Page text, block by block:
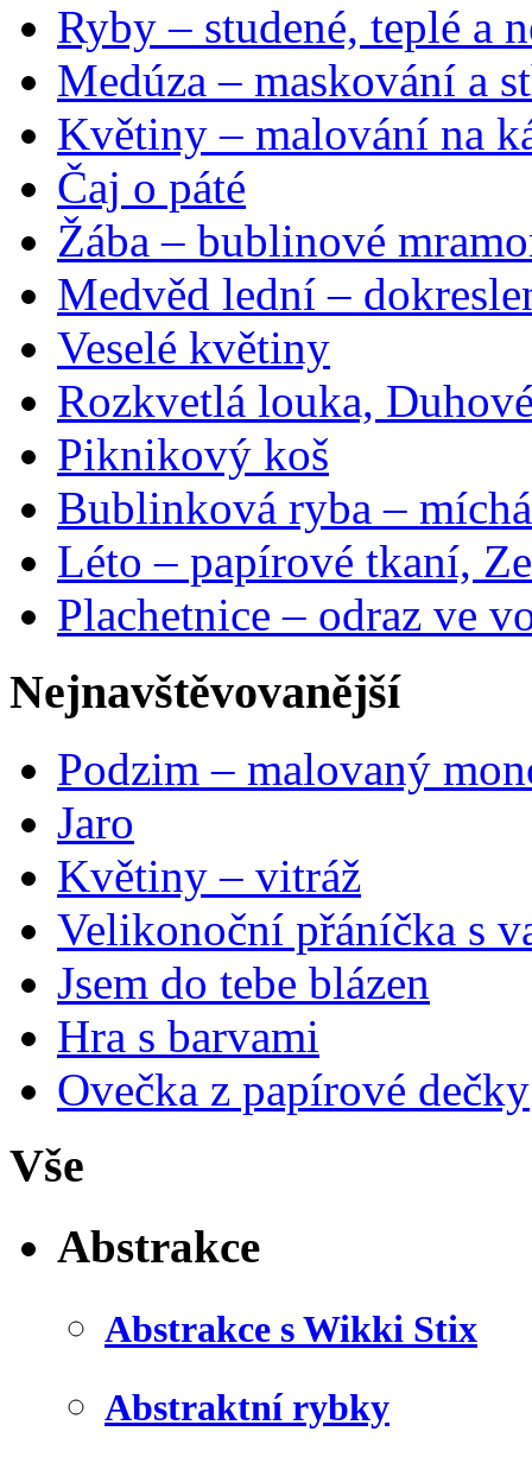
Ryby – studené, teplé a
Medúza – maskování a
Květiny – malování na
Čaj o páté
Žába – bublinové
Medvěd lední –
Veselé květiny
Rozkvetlá louka,
Piknikový koš
Bublinková ryba –
Léto – papírové tkaní,
Plachetnice – odraz ve
Nejnavštěvovanější
Podzim – malovaný
Jaro
Květiny – vitráž
Velikonoční přáníčka s
Jsem do tebe blázen
Hra s barvami
Ovečka z papírové dečky
Vše
Abstrakce
Abstrakce s Wikki Stix
Abstraktní rybky